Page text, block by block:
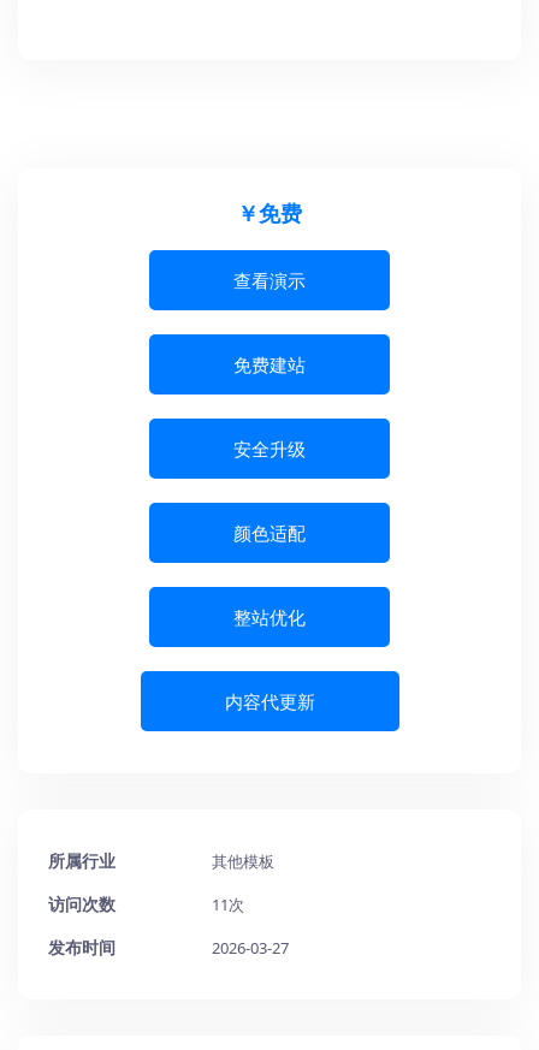
￥免费
查看演示
免费建站
安全升级
颜色适配
整站优化
内容代更新
所属行业 其他模板
访问次数 11次
发布时间 2026-03-27